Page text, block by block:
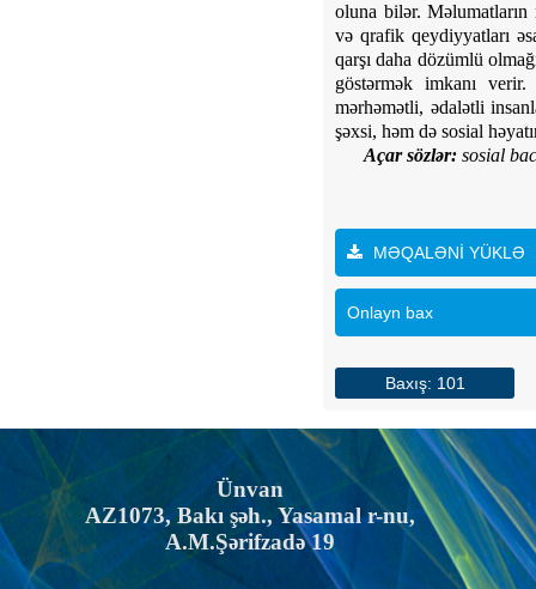
oluna bilər.
və qrafik qeydiyyatları
qarşı daha dözümlü
göstərmək imkanı
mərhəmətli, ədalətli
şəxsi, həm də sosial
Açar sözlər:sosial
MƏQALƏNİ YÜKLƏ
Onlayn bax
Baxış: 101
Ünvan
AZ1073, Bakı şəh., Yasamal r-nu,
A.M.Şərifzadə 19